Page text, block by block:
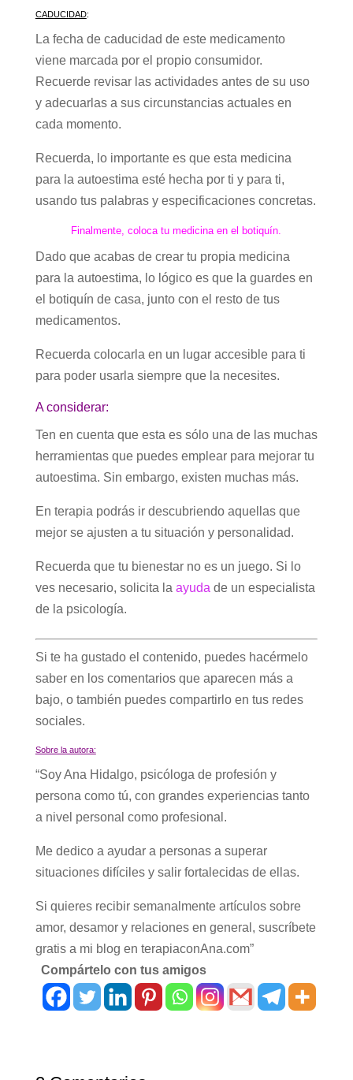
CADUCIDAD:
La fecha de caducidad de este medicamento
viene marcada por el propio consumidor.
Recuerde revisar las actividades antes de su uso
y adecuarlas a sus circunstancias actuales en
cada momento.
Recuerda, lo importante es que esta medicina
para la autoestima esté hecha por ti y para ti,
usando tus palabras y especificaciones concretas.
Finalmente, coloca tu medicina en el botiquín.
Dado que acabas de crear tu propia medicina
para la autoestima, lo lógico es que la guardes en
el botiquín de casa, junto con el resto de tus
medicamentos.
Recuerda colocarla en un lugar accesible para ti
para poder usarla siempre que la necesites.
A considerar:
Ten en cuenta que esta es sólo una de las muchas
herramientas que puedes emplear para mejorar tu
autoestima. Sin embargo, existen muchas más.
En terapia podrás ir descubriendo aquellas que
mejor se ajusten a tu situación y personalidad.
Recuerda que tu bienestar no es un juego. Si lo
ves necesario, solicita la ayuda de un especialista
de la psicología.
Si te ha gustado el contenido, puedes hacérmelo
saber en los comentarios que aparecen más a
bajo, o también puedes compartirlo en tus redes
sociales.
Sobre la autora:
“Soy Ana Hidalgo, psicóloga de profesión y
persona como tú, con grandes experiencias tanto
a nivel personal como profesional.
Me dedico a ayudar a personas a superar
situaciones difíciles y salir fortalecidas de ellas.
Si quieres recibir semanalmente artículos sobre
amor, desamor y relaciones en general, suscríbete
gratis a mi blog en terapiaconAna.com”
Compártelo con tus amigos